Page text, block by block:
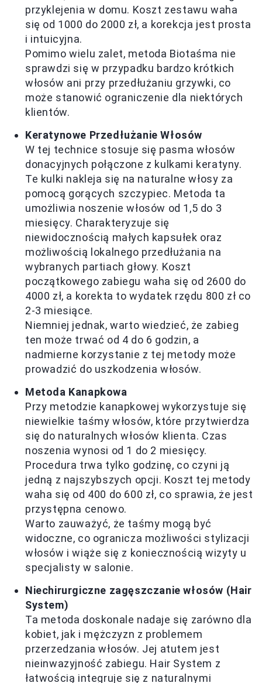
przyklejenia w domu. Koszt zestawu waha
się od 1000 do 2000 zł, a korekcja jest prosta
i intuicyjna.
Pomimo wielu zalet, metoda Biotaśma nie
sprawdzi się w przypadku bardzo krótkich
włosów ani przy przedłużaniu grzywki, co
może stanowić ograniczenie dla niektórych
klientów.
Keratynowe Przedłużanie Włosów
W tej technice stosuje się pasma włosów
donacyjnych połączone z kulkami keratyny.
Te kulki nakleja się na naturalne włosy za
pomocą gorących szczypiec. Metoda ta
umożliwia noszenie włosów od 1,5 do 3
miesięcy. Charakteryzuje się
niewidocznością małych kapsułek oraz
możliwością lokalnego przedłużania na
wybranych partiach głowy. Koszt
początkowego zabiegu waha się od 2600 do
4000 zł, a korekta to wydatek rzędu 800 zł co
2-3 miesiące.
Niemniej jednak, warto wiedzieć, że zabieg
ten może trwać od 4 do 6 godzin, a
nadmierne korzystanie z tej metody może
prowadzić do uszkodzenia włosów.
Metoda Kanapkowa
Przy metodzie kanapkowej wykorzystuje się
niewielkie taśmy włosów, które przytwierdza
się do naturalnych włosów klienta. Czas
noszenia wynosi od 1 do 2 miesięcy.
Procedura trwa tylko godzinę, co czyni ją
jedną z najszybszych opcji. Koszt tej metody
waha się od 400 do 600 zł, co sprawia, że jest
przystępna cenowo.
Warto zauważyć, że taśmy mogą być
widoczne, co ogranicza możliwości stylizacji
włosów i wiąże się z koniecznością wizyty u
specjalisty w salonie.
Niechirurgiczne zagęszczanie włosów (Hair
System)
Ta metoda doskonale nadaje się zarówno dla
kobiet, jak i mężczyzn z problemem
przerzedzania włosów. Jej atutem jest
nieinwazyjność zabiegu. Hair System z
łatwością integruje się z naturalnymi